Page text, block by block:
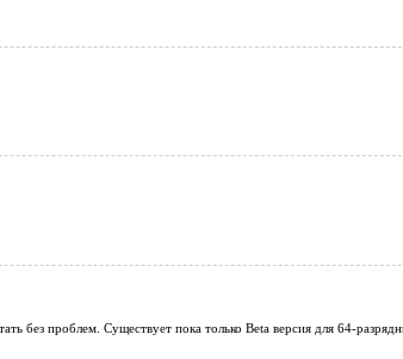
без проблем. Существует пока только Beta версия для 64-